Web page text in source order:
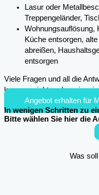
Lasur oder
Treppengeländer,
Wohnungsauflösung,
Küche entsorgen,
abreißen,
entsorgen
Viele Fragen und all die
kann es nicht mehr sein,
Angebot erhalten für
In wenigen Schritten zu
Bitte wählen Sie hier die
Was